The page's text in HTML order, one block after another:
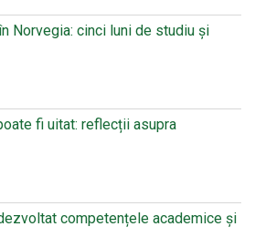
Norvegia: cinci luni de studiu și
fi uitat: reflecții asupra
competențele academice și